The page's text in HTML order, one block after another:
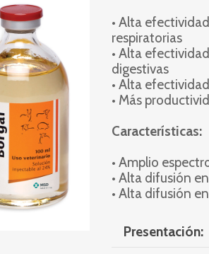
• Alta
respiratorias
• Alta
digestivas
• Alta
• Más
Características:
• Amplio
• Alta difusión
• Alta difusión
Presentación: